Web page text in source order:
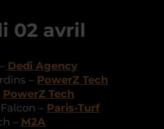
02 avril
Dedi Agency
– PowerZ Tech
PowerZ Tech
– Paris-Turf
– M2A